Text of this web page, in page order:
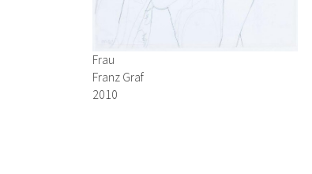
Frau
Franz Graf
2010